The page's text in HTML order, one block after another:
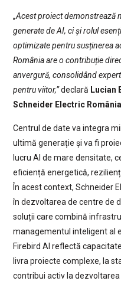
„Acest proiect demonstrează
generate de AI, ci și rolul
optimizate pentru susținerea
România are o contribuție
anvergură, consolidând
pentru viitor,”declară Lucian
Schneider Electric
Centrul de date va integra
ultimă generație și va fi
lucru AI de mare densitate,
eficiență energetică,
În acest context, Schneider
în dezvoltarea de centre de
soluții care combină
managementul inteligent al
Firebird AI reflectă
livra proiecte complexe, la
contribui activ la